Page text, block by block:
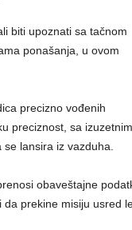
biti upoznati sa tačnom
ponašanja, u ovom
precizno vođenih
preciznost, sa izuzetnim
lansira iz vazduha.
obaveštajne
prekine misiju usred